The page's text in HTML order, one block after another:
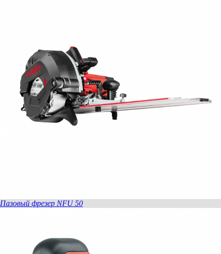
Пазовый фрезер NFU 50